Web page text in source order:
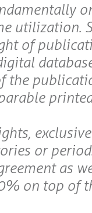
utilization.
of
the
or
as
on top of